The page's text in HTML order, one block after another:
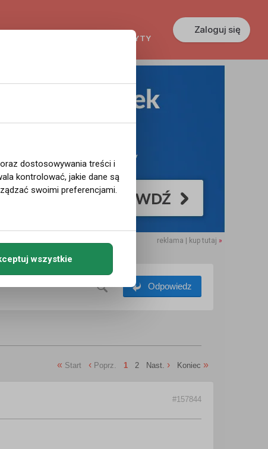
KREDYTY
Zaloguj się
reklama | kup tutaj »
Odpowiedz
« Start ‹ Poprz. 1 2 Nast. › Koniec »
#157844
dostosowywania treści i
kontrolować, jakie dane są
swoimi preferencjami.
wszystkie